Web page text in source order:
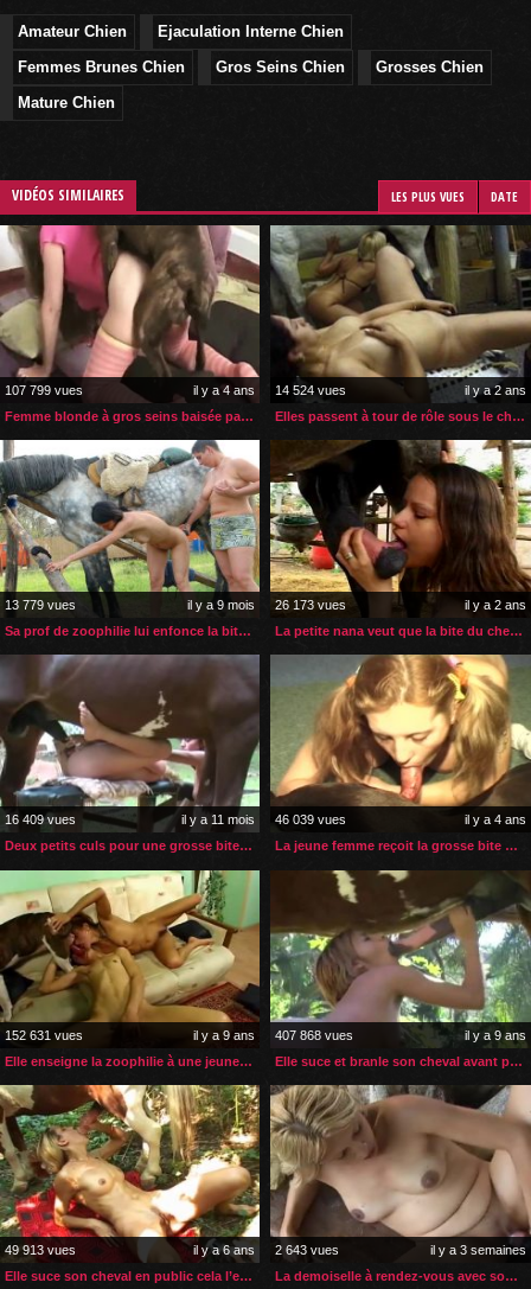
Amateur Chien
Ejaculation Interne Chien
Femmes Brunes Chien
Gros Seins Chien
Grosses Chien
Mature Chien
VIDÉOS SIMILAIRES LES PLUS VUES DATE
107 799 vues
il y a 4 ans
Femme blonde à gros seins baisée par son boxer
14 524 vues
il y a 2 ans
Elles passent à tour de rôle sous le cheval
13 779 vues
il y a 9 mois
Sa prof de zoophilie lui enfonce la bite du cheval dans le cul
26 173 vues
il y a 2 ans
La petite nana veut que la bite du cheval entre dans son cul
16 409 vues
il y a 11 mois
Deux petits culs pour une grosse bite de cheval
46 039 vues
il y a 4 ans
La jeune femme reçoit la grosse bite de son chien pour noël
152 631 vues
il y a 9 ans
Elle enseigne la zoophilie à une jeune débutante
407 868 vues
il y a 9 ans
Elle suce et branle son cheval avant pénétration
49 913 vues
il y a 6 ans
Elle suce son cheval en public cela l’excite
2 643 vues
il y a 3 semaines
La demoiselle à rendez-vous avec son poney pour une insémination